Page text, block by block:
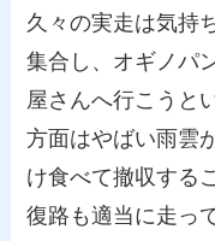
久々の実走は気持
集合し、オギノパ
屋さんへ行こうと
方面はやばい雨雲
け食べて撤収する
復路も適当に走っ